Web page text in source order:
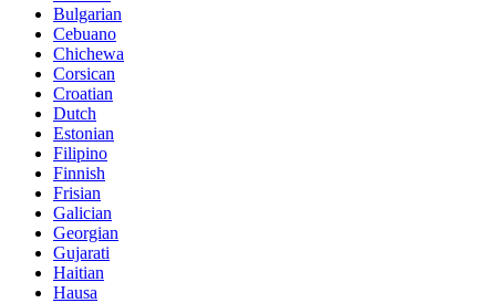
Bulgarian
Cebuano
Chichewa
Corsican
Croatian
Dutch
Estonian
Filipino
Finnish
Frisian
Galician
Georgian
Gujarati
Haitian
Hausa